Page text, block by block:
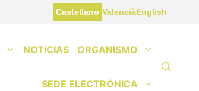
Castellano ValenciàEnglish
NOTICIAS ORGANISMO
SEDE ELECTRÓNICA